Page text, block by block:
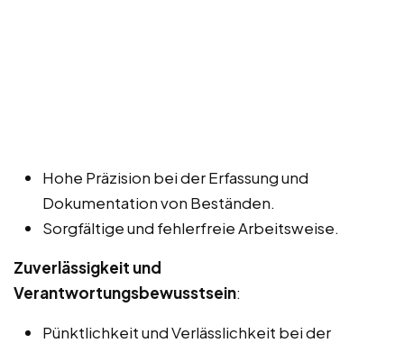
Hohe Präzision bei der Erfassung und
Dokumentation von Beständen.
Sorgfältige und fehlerfreie Arbeitsweise.
Zuverlässigkeit und
Verantwortungsbewusstsein:
Pünktlichkeit und Verlässlichkeit bei der